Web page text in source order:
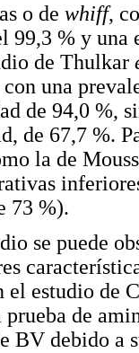
o de whiff,
99,3 % y una
de Thulkar
una
de 94,0 %,
de 67,7 %.
la de
73 %).
se puede
el estudio de
prueba de
BV debido a